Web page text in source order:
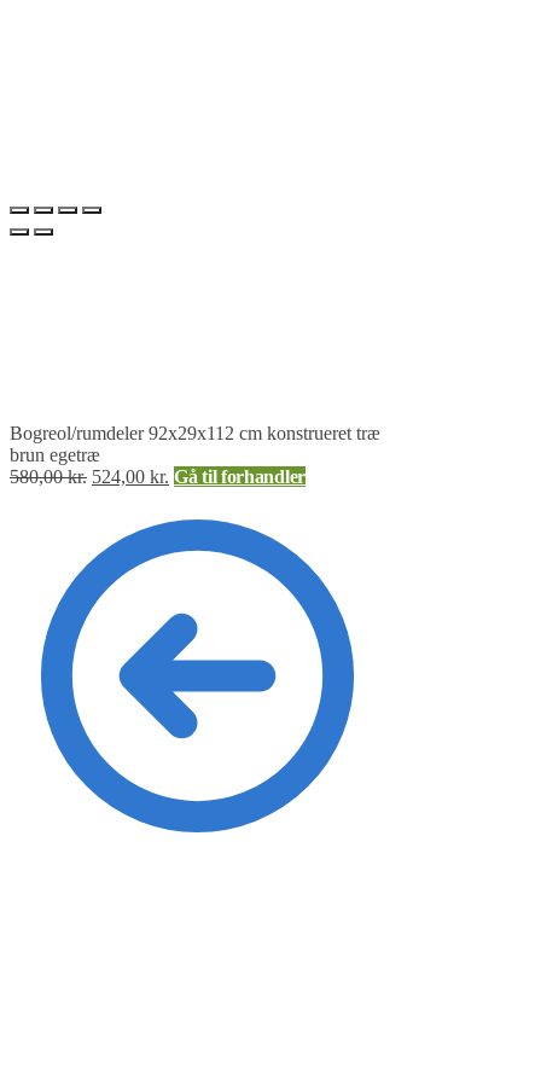
Bogreol/rumdeler 92x29x112 cm konstrueret træ
brun egetræ
580,00kr. 524,00 kr. Gå til forhandler